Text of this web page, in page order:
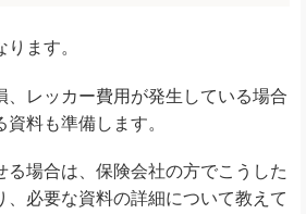
ます。
、レッカー費用が発生している場合
料も準備します。
る場合は、保険会社の方でこうした
、必要な資料の詳細について教えて